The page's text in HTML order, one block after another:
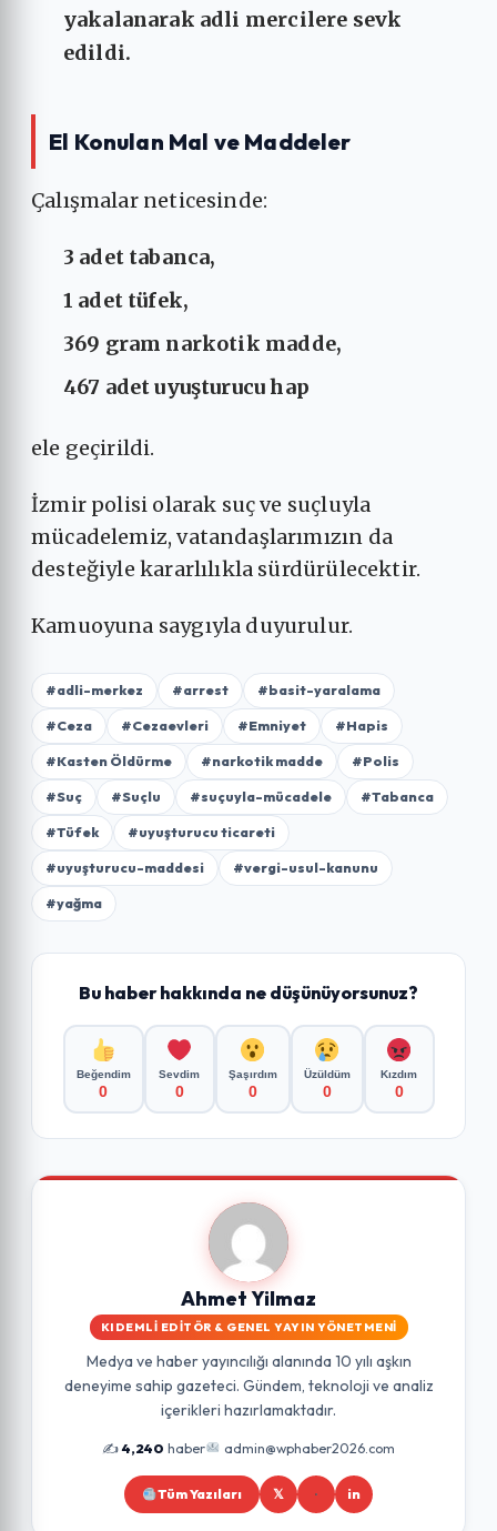
yakalanarak adli mercilere sevk
edildi.
El Konulan Mal ve Maddeler
Çalışmalar neticesinde:
3 adet tabanca,
1 adet tüfek,
369 gram narkotik madde,
467 adet uyuşturucu hap
ele geçirildi.
İzmir polisi olarak suç ve suçluyla
mücadelemiz, vatandaşlarımızın da
desteğiyle kararlılıkla sürdürülecektir.
Kamuoyuna saygıyla duyurulur.
#adli-merkez #arrest #basit-yaralama
#Ceza #Cezaevleri #Emniyet #Hapis
#Kasten Öldürme #narkotik madde #Polis
#Suç #Suçlu #suçuyla-mücadele #Tabanca
#Tüfek #uyuşturucu ticareti
#uyuşturucu-maddesi #vergi-usul-kanunu
#yağma
Bu haber hakkında ne düşünüyorsunuz?
Beğendim
0
Sevdim
0
Şaşırdım
0
Üzüldüm
0
Kızdım
0
Ahmet Yilmaz
KIDEMLI EDITÖR & GENEL YAYIN YÖNETMENI
Medya ve haber yayıncılığı alanında 10 yılı aşkın
deneyime sahip gazeteci. Gündem, teknoloji ve analiz
içerikleri hazırlamaktadır.
✍️4,240 haber admin@wphaber2026.com
Tüm Yazıları 𝕏 in